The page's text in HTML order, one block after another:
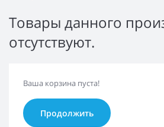
Товары данного
отсутствуют.
Ваша корзина пуста!
Продолжить